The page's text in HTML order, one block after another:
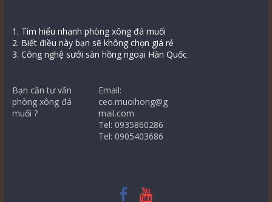
1. Tìm hiểu nhanh phòng xông đá muối
2. Biết điều này bạn sẽ không chọn giá rẻ
3. Công nghệ sưởi sàn hồng ngoại Hàn Quốc
Bạn cần tư vấn
phòng xông đá
muối ?
Email:
ceo.muoihong@g
mail.com
Tel: 0935860286
Tel: 0905403686